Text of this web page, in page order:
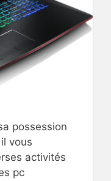
possession
vous
activités
pc